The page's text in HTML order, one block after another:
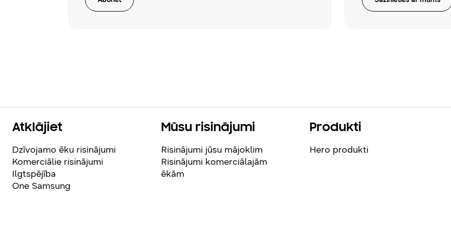
Atklājiet
Dzīvojamo ēku risinājumi
Komerciālie risinājumi
Ilgtspējība
One Samsung
Mūsu risinājumi
Risinājumi jūsu mājoklim
Risinājumi komerciālajām
ēkām
Produkti
Hero produkti